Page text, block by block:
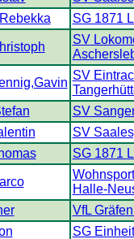
SG 1871
SV
SV
SV
SV
SG 1871
Halle-
VfL
SG